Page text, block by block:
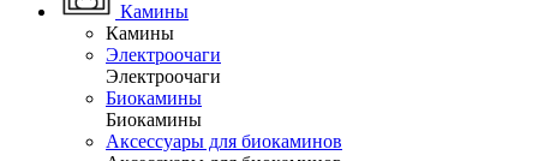
Камины
Камины
Электроочаги
Электроочаги
Биокамины
Биокамины
Аксессуары для биокаминов